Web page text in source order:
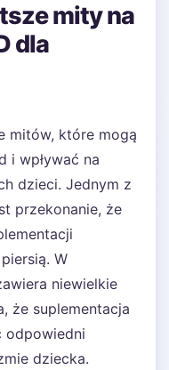
mity na
dla
mitów, które mogą
i wpływać na
dzieci. Jednym z
przekonanie, że
W
niewielkie
że suplementacja
odpowiedni
dziecka.